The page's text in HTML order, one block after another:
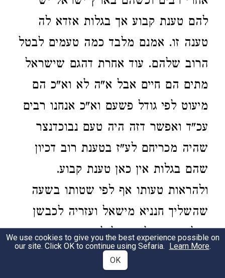
להם טענת קבוע אך בגלות אזדא לה
טענה זו. אמנם מלבד כמה טעמים לבטל
הרוב שלהם. עוד אחרת דהגם שישראל
מתים הם חיים אבל א"ה לא וא"כ הם
מיעוט לפי גודל פשעם וא"כ אנחנו רבים
עכ"ד ואפשר דזה היה טעם נבוכדנצר
שהיה מכריחם לע"ז בטענת רוב דכיון
שהם בגלות אין כאן טענת קבוע.
ולהראות טעותו אף לפי שטותו בשעה
שהשליך חנניא מישאל ועזריה לכבשן
א"ל הקב"ה ליחזקאל לך והחיה מתים
בבקעת דורא להראות דמתי ישראל חיים
We use cookies to give you the best experience possible on
our site. Click OK to continue using Sefaria. Learn More.
OK